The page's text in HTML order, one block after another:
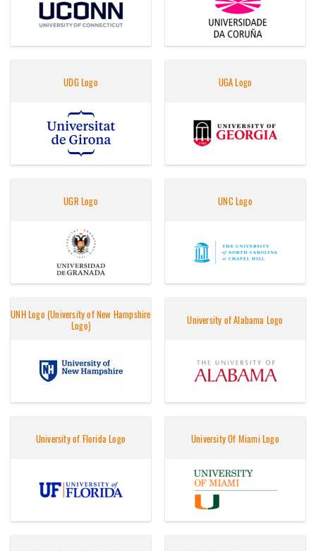
UDG Logo UGA Logo
UGR Logo UNC Logo
UNH Logo (University of New Hampshire
Logo)
University of Alabama Logo
University of Florida Logo University Of Miami Logo